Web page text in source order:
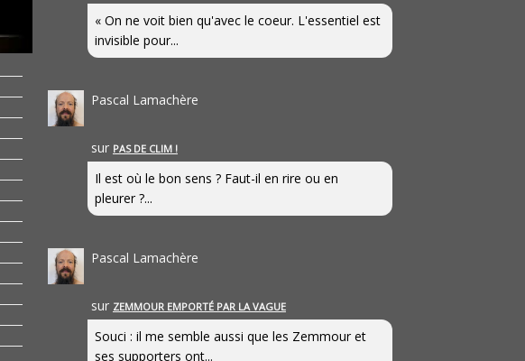
« On ne voit bien qu'avec le coeur. L'essentiel est
invisible pour...
Pascal Lamachère
sur PAS DE CLIM !
Il est où le bon sens ? Faut-il en rire ou en
pleurer ?...
Pascal Lamachère
sur ZEMMOUR EMPORTÉ PAR LA VAGUE
Souci : il me semble aussi que les Zemmour et
ses supporters ont...